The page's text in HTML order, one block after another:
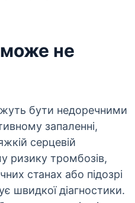
не
бути недоречними
запаленні,
серцевій
ризику тромбозів,
станах або підозрі
швидкої діагностики.